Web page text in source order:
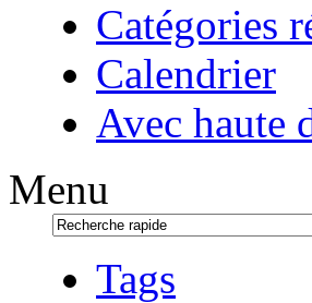
Catégories
Calendrier
Avec haute
Menu
Tags